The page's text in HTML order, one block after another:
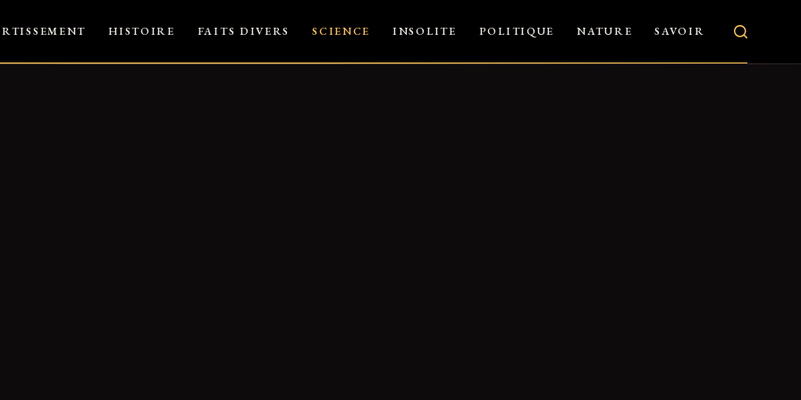
HISTOIRE FAITS DIVERS SCIENCE INSOLITE POLITIQUE NATURE SAVOIR